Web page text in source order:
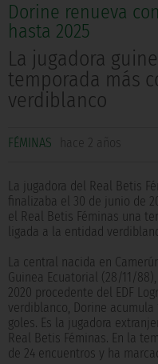
Dorine renueva
hasta 2025
La jugadora
temporada más
verdiblanco
FÉMINAS hace 2 años
La jugadora del Real Betis
finalizaba el 30 de junio de
el Real Betis Féminas una
ligada a la entidad
La central nacida en
Guinea Ecuatorial (28/11/
2020 procedente del EDF
verdiblanco, Dorine
goles. Es la jugadora
Real Betis Féminas. En la
de 24 encuentros y ha